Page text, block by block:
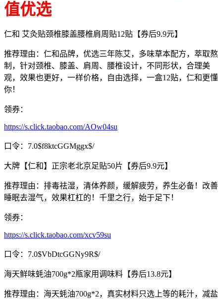
值优选
仁和 艾灸贴颈椎膝盖腰椎肩周贴12贴【券后9.9元】
推荐理由：仁和品牌，优选三年陈艾，多味草本配方，萃取熬
制，针对颈椎、膝盖、肩周、腰椎设计，不同形状，合理美
观，效果也更好，一样价格，自由选择，一盒12贴，仁和更懂
你！
领券：
https://s.click.taobao.com/AOw04su
口令：7.0$f8ktcGGMggx$/
大牌【仁和】正宗老北京足贴50片【券后9.9元】
推荐理由：排毒祛湿，清体养颜，缓解疲劳，养生必备！改善
睡眠去湿气，效果杠杠的！千里之行，始于足下！
领券：
https://s.click.taobao.com/xcv59su
口令：7.0$VbDtcGGNy9R$/
海天鲜味蚝油700g*2瓶家用调味料【券后13.8元】
推荐理由：海天蚝油700g*2，真实材料只选上等的耗汁，减盐